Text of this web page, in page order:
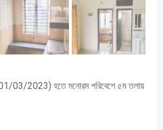
03/2023) হতে মনোরম পরিবেশে ৫ম তলায়